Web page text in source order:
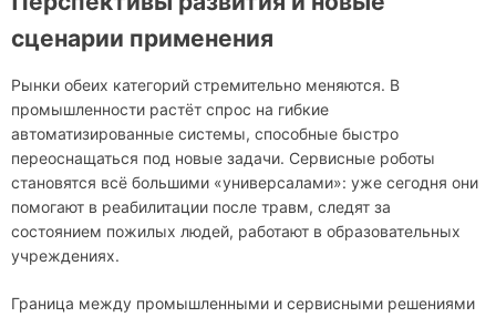
сценарии применения
Рынки обеих категорий стремительно меняются. В
промышленности растёт спрос на гибкие
автоматизированные системы, способные быстро
переоснащаться под новые задачи. Сервисные роботы
становятся всё большими «универсалами»: уже сегодня они
помогают в реабилитации после травм, следят за
состоянием пожилых людей, работают в образовательных
учреждениях.
Граница между промышленными и сервисными решениями